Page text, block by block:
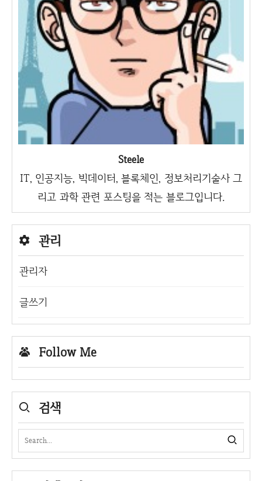
Steele
IT, 인공지능, 빅데이터, 블록체인, 정보처리기술사 그
리고 과학 관련 포스팅을 적는 블로그입니다.
관리
관리자
글쓰기
Follow Me
검색